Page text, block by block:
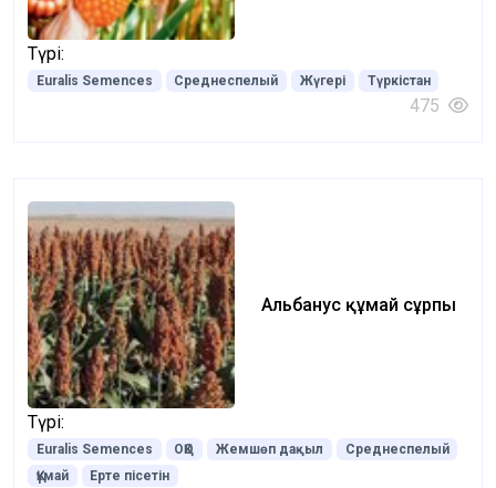
Түрі:
Euralis Semences Среднеспелый Жүгері Түркістан
475
Альбанус құмай сұрпы
Түрі:
Euralis Semences ОҚО Жемшөп дақыл
Среднеспелый
Құмай
Ерте пісетін